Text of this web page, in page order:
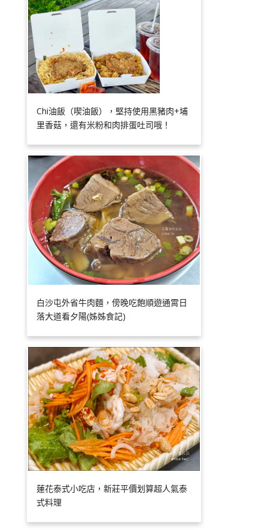
Chi油飯（喫油飯），堅持使用黑豬肉+埔
里香菇，還有米粉和肉排蛋吐司哦！
白沙屯外省牛肉麵，傍晚吃飽順遊通霄日
落大道看夕陽(姊姊食記)
蓮花泰式小吃店，新莊平價划算超人氣泰
式料理